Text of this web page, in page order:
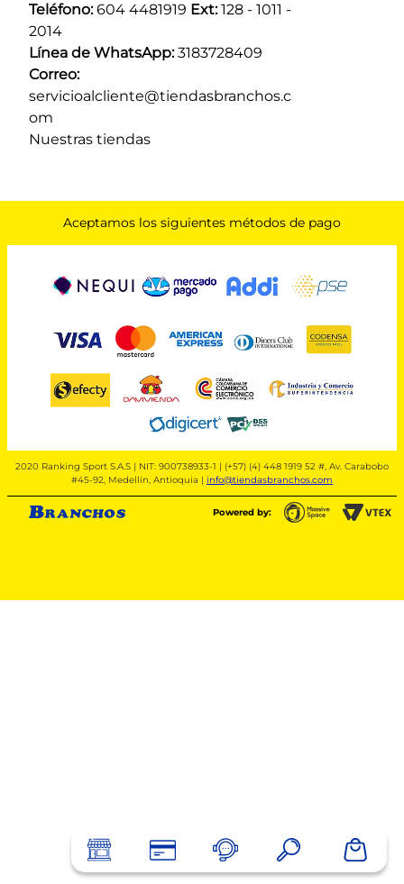
Teléfono: 604 4481919 Ext: 128 - 1011 -
2014
Línea de WhatsApp: 3183728409
Correo:
servicioalcliente@tiendasbranchos.c
om
Nuestras tiendas
Aceptamos los siguientes métodos de pago
2020 Ranking Sport S.A.S | NIT: 900738933-1 | (+57) (4) 448 1919 52 #, Av. Carabobo
#45-92, Medellín, Antioquia | info@tiendasbranchos.com
Powered by: